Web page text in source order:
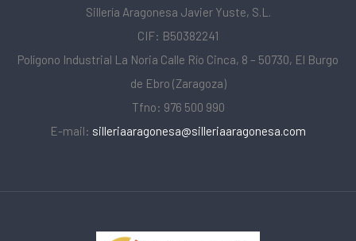
Sillería Aragonesa Javier Yuste, S.L.
CIF: B50382241
Polígono Industrial La Noria Calle Río Cinca, 8 – 50730, El Burgo
de Ebro (Zaragoza)
Tfno: 976 500 990
E-mail: silleriaaragonesa@silleriaaragonesa.com